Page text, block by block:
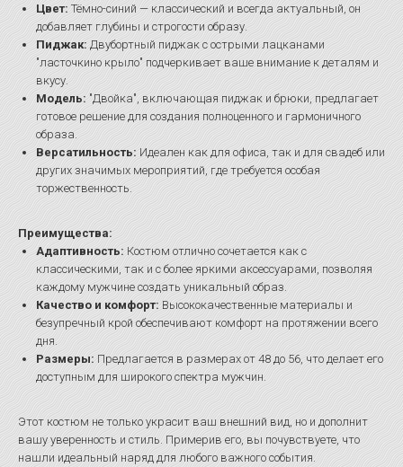
Цвет: Тёмно-синий — классический и всегда актуальный, он
добавляет глубины и строгости образу.
Пиджак: Двубортный пиджак с острыми лацканами
"ласточкино крыло" подчеркивает ваше внимание к деталям и
вкусу.
Модель: "Двойка", включающая пиджак и брюки, предлагает
готовое решение для создания полноценного и гармоничного
образа.
Версатильность: Идеален как для офиса, так и для свадеб или
других значимых мероприятий, где требуется особая
торжественность.
Преимущества:
Адаптивность: Костюм отлично сочетается как с
классическими, так и с более яркими аксессуарами, позволяя
каждому мужчине создать уникальный образ.
Качество и комфорт: Высококачественные материалы и
безупречный крой обеспечивают комфорт на протяжении всего
дня.
Размеры:Предлагается в размерах от 48 до 56, что делает его
доступным для широкого спектра мужчин.
Этот костюм не только украсит ваш внешний вид, но и дополнит
вашу уверенность и стиль. Примерив его, вы почувствуете, что
нашли идеальный наряд для любого важного события.